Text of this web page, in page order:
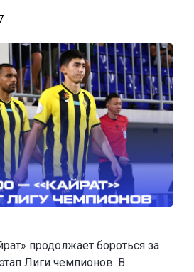
продолжает бороться за
Лиги чемпионов. В